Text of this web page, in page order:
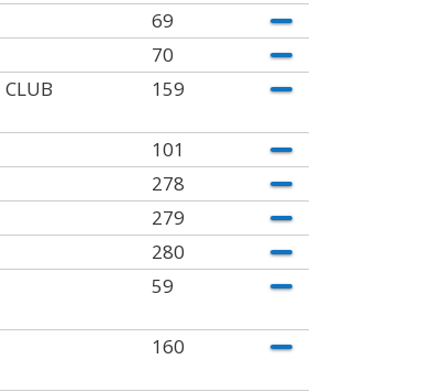
69
70
CLUB 159
101
278
279
280
59
160